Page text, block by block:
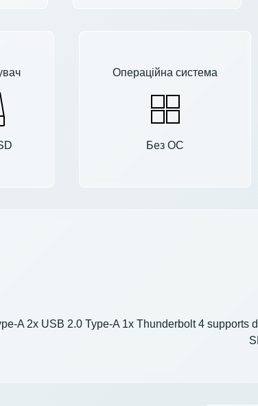
Операційна система
Без ОС
A 2x USB 2.0 Type-A 1x Thunderbolt 4